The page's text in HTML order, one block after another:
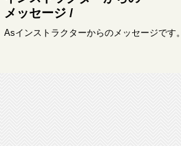
メッセージ /
Asインストラクターからのメッセージです。